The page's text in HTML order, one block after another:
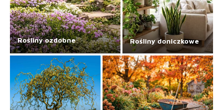
Rośliny ozdobne Rośliny doniczkowe